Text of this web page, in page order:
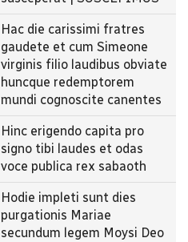
Hac die carissimi fratres
gaudete et cum Simeone
virginis filio laudibus obviate
huncque redemptorem
mundi cognoscite canentes
Hinc erigendo capita pro
signo tibi laudes et odas
voce publica rex sabaoth
Hodie impleti sunt dies
purgationis Mariae
secundum legem Moysi Deo